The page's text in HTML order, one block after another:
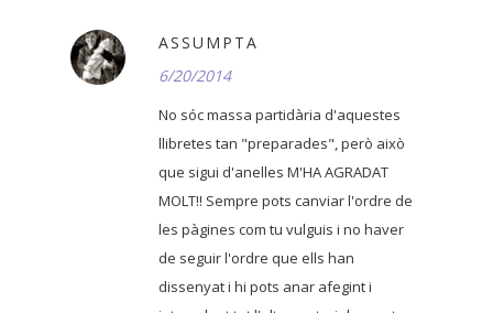
ASSUMPTA
6/20/2014
No sóc massa partidària d'aquestes
llibretes tan "preparades", però això
que sigui d'anelles M'HA AGRADAT
MOLT!! Sempre pots canviar l'ordre de
les pàgines com tu vulguis i no haver
de seguir l'ordre que ells han
dissenyat i hi pots anar afegint i